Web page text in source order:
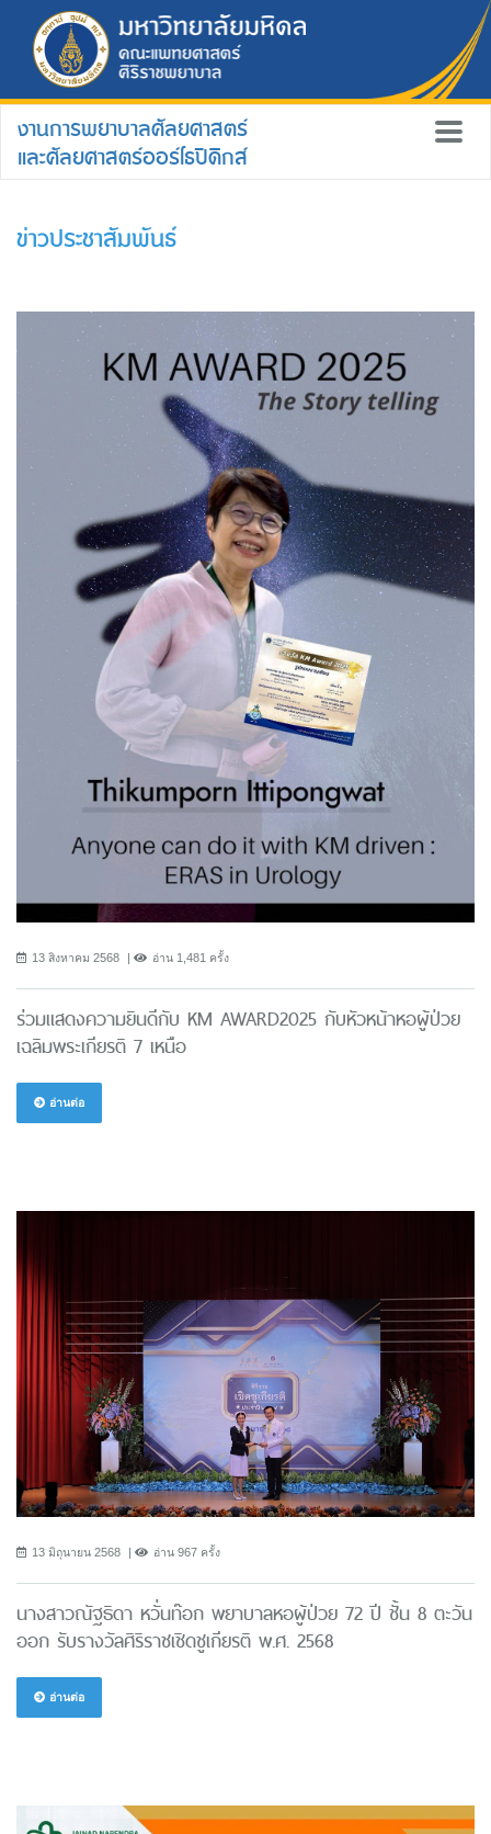
งานการพยาบาลศัลยศาสตร์
และศัลยศาสตร์ออร์โธปิดิกส์
ข่าวประชาสัมพันธ์
13 สิงหาคม 2568 อ่าน 1,481 ครั้ง
ร่วมแสดงความยินดีกับ KM AWARD2025 กับหัวหน้าหอผู้ป่วย
เฉลิมพระเกียรติ 7 เหนือ
อ่านต่อ
13 มิถุนายน 2568 อ่าน 967 ครั้ง
นางสาวณัฐธิดา หวั่นท๊อก พยาบาลหอผู้ป่วย 72 ปี ชั้น 8 ตะวัน
ออก รับรางวัลศิริราชเชิดชูเกียรติ พ.ศ. 2568
อ่านต่อ